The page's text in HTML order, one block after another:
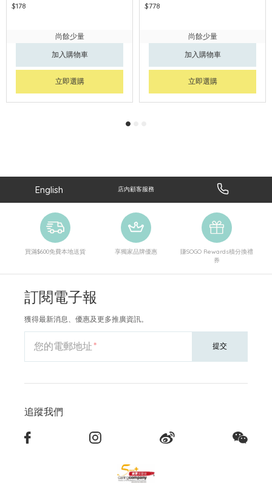
$178
尚餘少量
加入購物車
立即選購
$778
尚餘少量
加入購物車
立即選購
English 店內顧客服務
買滿$600免費本地送貨 享獨家品牌優惠
賺SOGO Rewards積分換禮
券
訂閱電子報
獲得最新消息、優惠及更多推廣資訊。
您的電郵地址 提交
追蹤我們